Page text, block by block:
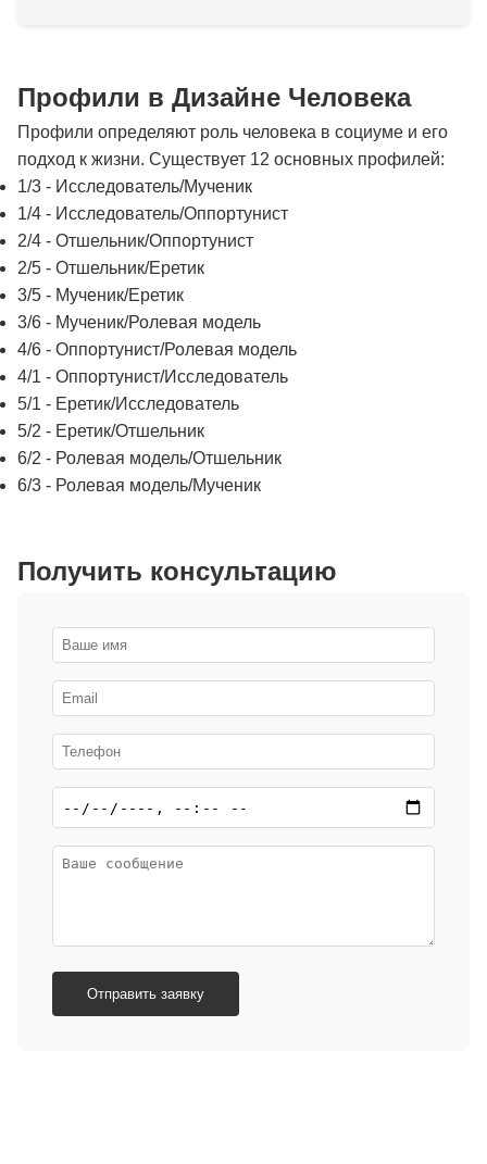
Профили в Дизайне Человека
Профили определяют роль человека в социуме и его
подход к жизни. Существует 12 основных профилей:
1/3 - Исследователь/Мученик
1/4 - Исследователь/Оппортунист
2/4 - Отшельник/Оппортунист
2/5 - Отшельник/Еретик
3/5 - Мученик/Еретик
3/6 - Мученик/Ролевая модель
4/6 - Оппортунист/Ролевая модель
4/1 - Оппортунист/Исследователь
5/1 - Еретик/Исследователь
5/2 - Еретик/Отшельник
6/2 - Ролевая модель/Отшельник
6/3 - Ролевая модель/Мученик
Получить консультацию
Отправить заявку